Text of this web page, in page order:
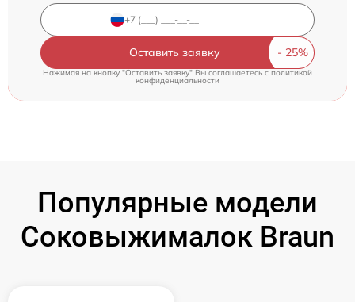
Оставить заявку
Нажимая на кнопку "Оставить заявку" Вы соглашаетесь cполитикой
конфиденциальности
Популярные модели
Соковыжималок Braun